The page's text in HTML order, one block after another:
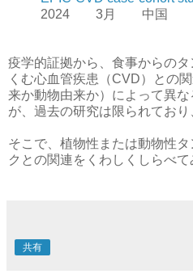
2024 3月 中国
疫学的証拠から、食事からの
くむ心血管疾患（CVD）との
来か動物由来か）によって異
が、過去の研究は限られており
そこで、植物性または動物性
クとの関連をくわしくしらべて
共有